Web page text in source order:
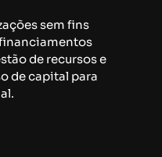
sem fins
de recursos e
de capital para